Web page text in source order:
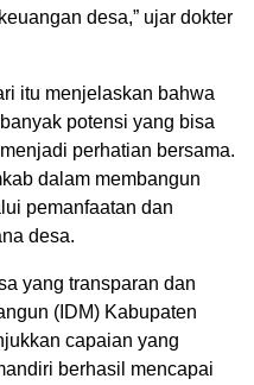
desa,” ujar dokter
itu menjelaskan bahwa
potensi yang bisa
perhatian bersama.
dalam membangun
pemanfaatan dan
desa.
yang transparan dan
(IDM) Kabupaten
capaian yang
berhasil mencapai